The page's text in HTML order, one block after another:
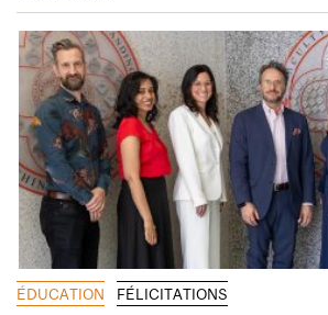
ÉDUCATION FÉLICITATIONS